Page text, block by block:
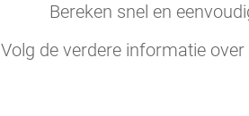
Bereken snel en
Volg de verdere informatie